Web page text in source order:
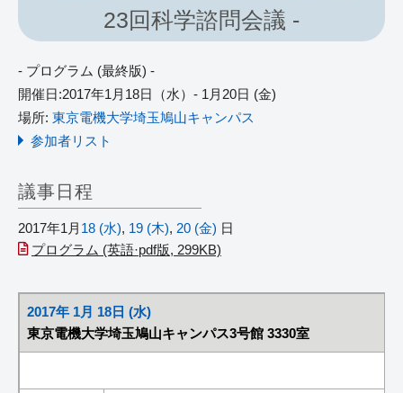
23回科学諮問会議 -
- プログラム (最終版) -
開催日:2017年1月18日（水）- 1月20日 (金)
場所: 東京電機大学埼玉鳩山キャンパス
参加者リスト
議事日程
2017年1月 18 (水), 19 (木), 20 (金) 日
プログラム (英語·pdf版, 299KB)
2017年 1月 18日 (水)
東京電機大学埼玉鳩山キャンパス3号館 3330室